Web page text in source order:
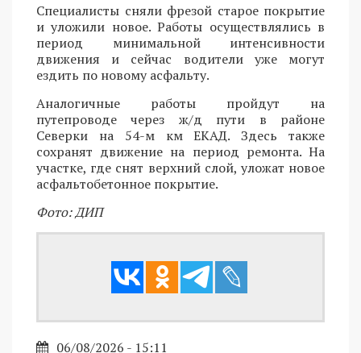
Специалисты сняли фрезой старое покрытие
и уложили новое. Работы осуществлялись в
период минимальной интенсивности
движения и сейчас водители уже могут
ездить по новому асфальту.
Аналогичные работы пройдут на
путепроводе через ж/д пути в районе
Северки на 54-м км ЕКАД. Здесь также
сохранят движение на период ремонта. На
участке, где снят верхний слой, уложат новое
асфальтобетонное покрытие.
Фото: ДИП
06/08/2026 - 15:11